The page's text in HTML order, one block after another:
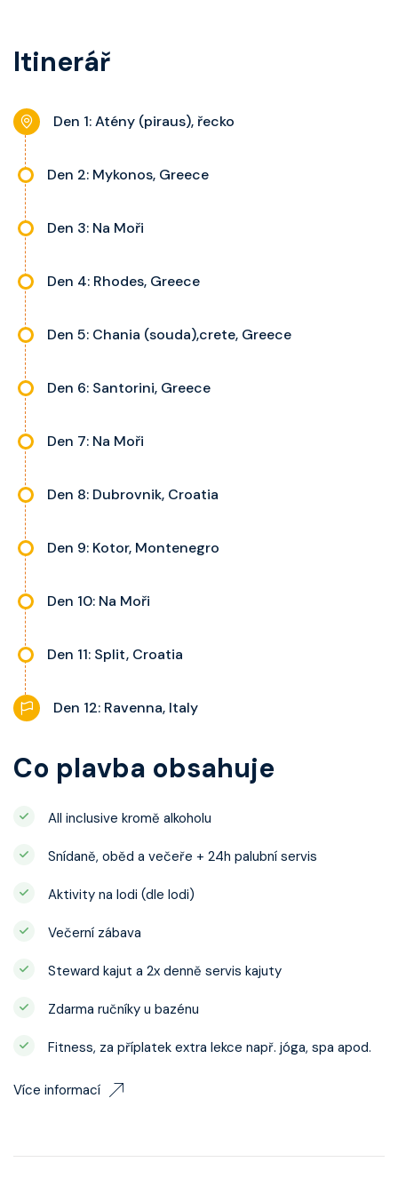
kajuty.
nastavitelnou klimatizaci,
noční stolky, trezor a balkon s
výhledem, velikost kajuty a balkonu
Itinerář
Den 1: Atény (piraus), řecko
Den 2: Mykonos, Greece
Den 3: Na Moři
Den 4: Rhodes, Greece
Den 5: Chania (souda),crete, Greece
Den 6: Santorini, Greece
Den 7: Na Moři
Den 8: Dubrovnik, Croatia
Den 9: Kotor, Montenegro
Den 10: Na Moři
Den 11: Split, Croatia
Den 12: Ravenna, Italy
Co plavba obsahuje
All inclusive kromě alkoholu
Snídaně, oběd a večeře + 24h palubní servis
Aktivity na lodi (dle lodi)
Večerní zábava
Steward kajut a 2x denně servis kajuty
Zdarma ručníky u bazénu
Fitness, za příplatek extra lekce např. jóga, spa apod.
Více informací